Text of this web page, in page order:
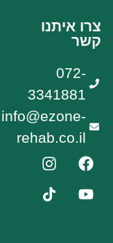
צרו איתנו
קשר
072-
3341881
info@ezone-
rehab.co.il